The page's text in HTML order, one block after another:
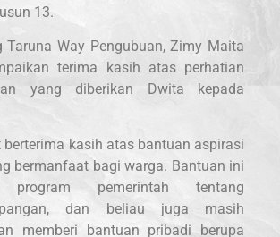
13.
Taruna Way Pengubuan, Zimy Maita
terima kasih atas perhatian
yang diberikan Dwita kepada
berterima kasih atas bantuan aspirasi
bermanfaat bagi warga. Bantuan ini
program pemerintah tentang
dan beliau juga masih
memberi bantuan pribadi berupa